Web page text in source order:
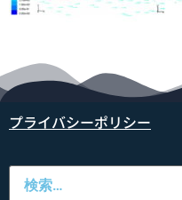
プライバシーポリシー